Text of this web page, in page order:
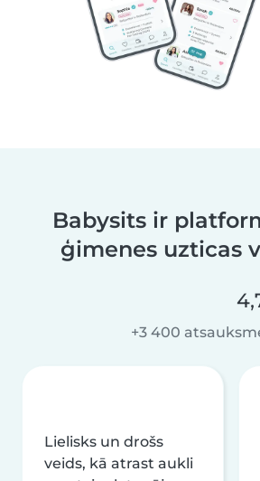
Babysits ir
ģimenes uzticas
+3 400
Lielisks un drošs
veids, kā atrast aukli